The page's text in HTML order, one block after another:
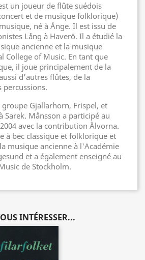
un joueur de flûte suédois
et de musique folklorique)
né à Ånge. Il est issu de
Lång à Haverö. Il a étudié la
ancienne et la musique
College of Music. En tant que
il joue principalement de la
d'autres flûtes, de la
percussions.
Gjallarhorn, Frispel, et
Sarek. Månsson a participé au
avec la contribution Älvorna.
à bec classique et folklorique et
musique ancienne à l'Académie
et a également enseigné au
de Stockholm.
INTÉRESSER...